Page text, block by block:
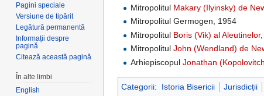
Mitropolitul Makary (Ilyinsky) de
Mitropolitul Germogen, 1954
Mitropolitul Boris (Vik) al Aleutinelor
MitropolitulJohn (Wendland) de
ArhiepiscopulJonathan
Categorii: Istoria Bisericii Jurisdicții
Pagini speciale
Versiune de tipărit
Legătură permanentă
Informații despre
pagină
Citează această pagină
În alte limbi
English